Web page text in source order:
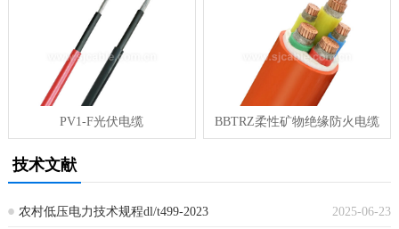
PV1-F光伏电缆 BBTRZ柔性矿物绝缘防火电缆
技术文献
2025-06-23
农村低压电力技术规程dl/t499-2023